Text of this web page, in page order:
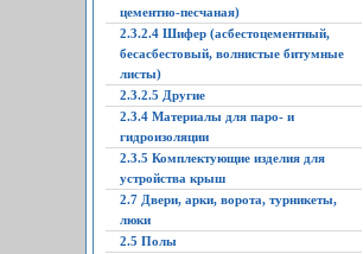
цементно-песчаная)
2.3.2.4 Шифер (асбестоцементный,
бесасбестовый, волнистые битумные
листы)
2.3.2.5 Другие
2.3.4 Материалы для паро- и
гидроизоляции
2.3.5 Комплектующие изделия для
устройства крыш
2.7 Двери, арки, ворота, турникеты,
люки
2.5 Полы